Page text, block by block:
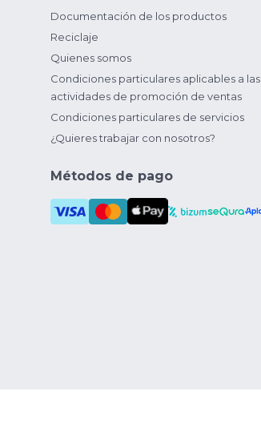
Documentación de los productos
Reciclaje
Quienes somos
Condiciones particulares aplicables a las
actividades de promoción de ventas
Condiciones particulares de servicios
¿Quieres trabajar con nosotros?
Métodos de pago